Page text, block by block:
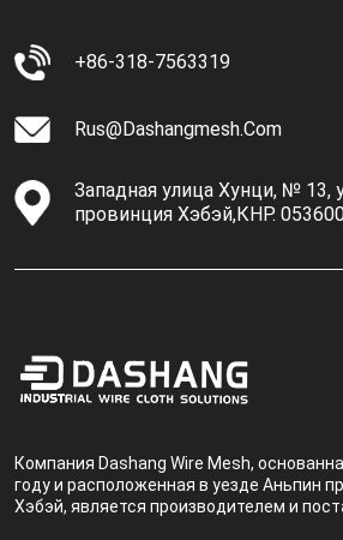
+86-318-7563319
Rus@dashangmesh.com
Западная улица Хунци, № 13,
провинция Хэбэй,КНР.
Компания Dashang Wire Mesh,
году и расположенная в уезде Аньпин
Хэбэй, является производителем и